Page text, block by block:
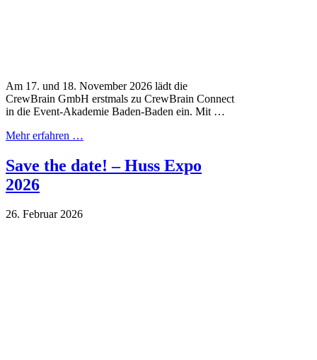
Am 17. und 18. November 2026 lädt die
CrewBrain GmbH erstmals zu CrewBrain Connect
in die Event-Akademie Baden-Baden ein. Mit …
Mehr erfahren …
Save the date! – Huss Expo
2026
26. Februar 2026